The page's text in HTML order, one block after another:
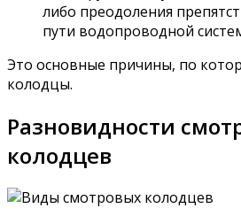
либо преодоления
пути водопроводной
Это основные причины, по
колодцы.
Разновидности
колодцев